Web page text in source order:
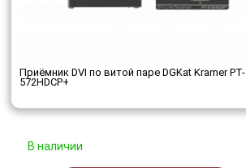
Приёмник DVI по витой паре DGKat Kramer PT-
572HDCP+
В наличии